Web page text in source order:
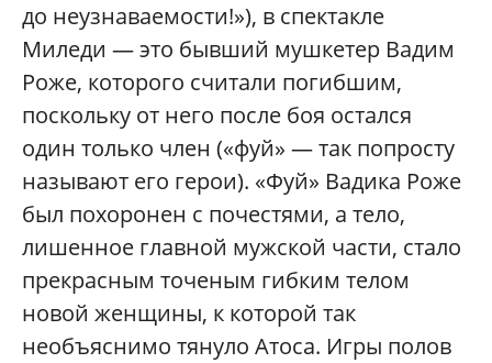
до неузнаваемости!»), в спектакле
Миледи — это бывший мушкетер Вадим
Роже, которого считали погибшим,
поскольку от него после боя остался
один только член («фуй» — так попросту
называют его герои). «Фуй» Вадика Роже
был похоронен с почестями, а тело,
лишенное главной мужской части, стало
прекрасным точеным гибким телом
новой женщины, к которой так
необъяснимо тянуло Атоса. Игры полов